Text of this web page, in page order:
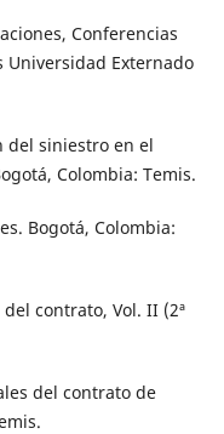
Conferencias
Universidad Externado
del siniestro en el
Colombia: Temis.
Bogotá, Colombia:
contrato, Vol. II (2ª
del contrato de